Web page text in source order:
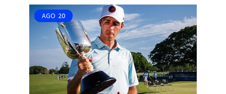
AGO 20